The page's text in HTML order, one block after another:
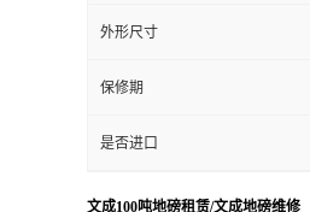
外形尺寸
保修期
是否进口
文成100吨地磅租赁/文成地磅维修